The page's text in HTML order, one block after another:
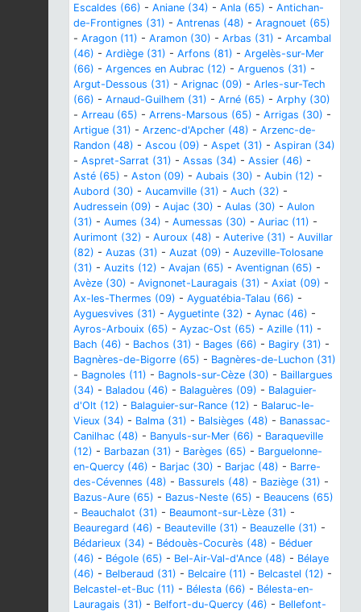
Escaldes (66) - Aniane (34) - Anla (65) - Antichan-
de-Frontignes (31) - Antrenas (48) - Aragnouet (65)
- Aragon (11) - Aramon (30) - Arbas (31) - Arcambal
(46) - Ardiège (31) - Arfons (81) - Argelès-sur-Mer
(66) - Argences en Aubrac (12) - Arguenos (31) -
Argut-Dessous (31) - Arignac (09) - Arles-sur-Tech
(66) - Arnaud-Guilhem (31) - Arné (65) - Arphy (30)
- Arreau (65) - Arrens-Marsous (65) - Arrigas (30) -
Artigue (31) - Arzenc-d'Apcher (48) - Arzenc-de-
Randon (48) - Ascou (09) - Aspet (31) - Aspiran (34)
- Aspret-Sarrat (31) - Assas (34) - Assier (46) -
Asté (65) - Aston (09) - Aubais (30) - Aubin (12) -
Aubord (30) - Aucamville (31) - Auch (32) -
Audressein (09) - Aujac (30) - Aulas (30) - Aulon
(31) - Aumes (34) - Aumessas (30) - Auriac (11) -
Aurimont (32) - Auroux (48) - Auterive (31) - Auvillar
(82) - Auzas (31) - Auzat (09) - Auzeville-Tolosane
(31) - Auzits (12) - Avajan (65) - Aventignan (65) -
Avèze (30) - Avignonet-Lauragais (31) - Axiat (09) -
Ax-les-Thermes (09) - Ayguatébia-Talau (66) -
Ayguesvives (31) - Ayguetinte (32) - Aynac (46) -
Ayros-Arbouix (65) - Ayzac-Ost (65) - Azille (11) -
Bach (46) - Bachos (31) - Bages (66) - Bagiry (31) -
Bagnères-de-Bigorre (65) - Bagnères-de-Luchon (31)
- Bagnoles (11) - Bagnols-sur-Cèze (30) - Baillargues
(34) - Baladou (46) - Balaguères (09) - Balaguier-
d'Olt (12) - Balaguier-sur-Rance (12) - Balaruc-le-
Vieux (34) - Balma (31) - Balsièges (48) - Banassac-
Canilhac (48) - Banyuls-sur-Mer (66) - Baraqueville
(12) - Barbazan (31) - Barèges (65) - Barguelonne-
en-Quercy (46) - Barjac (30) - Barjac (48) - Barre-
des-Cévennes (48) - Bassurels (48) - Baziège (31) -
Bazus-Aure (65) - Bazus-Neste (65) - Beaucens (65)
- Beauchalot (31) - Beaumont-sur-Lèze (31) -
Beauregard (46) - Beauteville (31) - Beauzelle (31) -
Bédarieux (34) - Bédouès-Cocurès (48) - Béduer
(46) - Bégole (65) - Bel-Air-Val-d'Ance (48) - Bélaye
(46) - Belberaud (31) - Belcaire (11) - Belcastel (12) -
Belcastel-et-Buc (11) - Bélesta (66) - Bélesta-en-
Lauragais (31) - Belfort-du-Quercy (46) - Bellefont-